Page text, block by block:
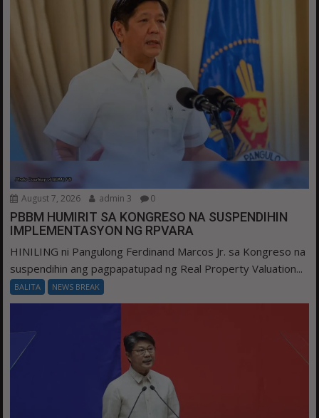
August 7, 2026 admin 3 0
PBBM HUMIRIT SA KONGRESO NA SUSPENDIHIN
IMPLEMENTASYON NG RPVARA
HINILING ni Pangulong Ferdinand Marcos Jr. sa Kongreso na
suspendihin ang pagpapatupad ng Real Property Valuation...
BALITA NEWS BREAK